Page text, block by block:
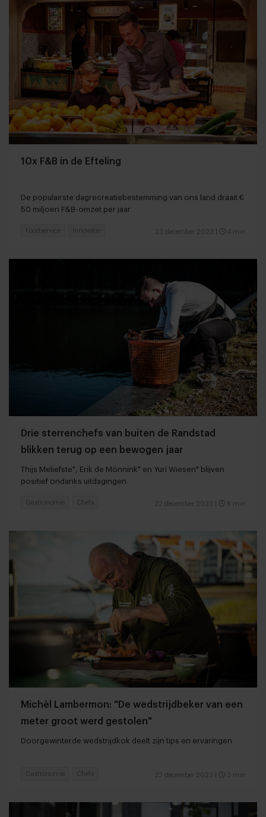
10x F&B in de Efteling
De populairste dagrecreatiebestemming van ons land draait €
50 miljoen F&B-omzet per jaar
23 december 2023 4 min
Foodservice Innovatie
Drie sterrenchefs van buiten de Randstad
blikken terug op een bewogen jaar
Thijs Meliefste*, Erik de Mönnink* en Yuri Wiesen* blijven
positief ondanks uitdagingen
22 december 2023 8 min
Gastronomie Chefs
Michèl Lambermon: "De wedstrijdbeker van een
meter groot werd gestolen"
Doorgewinterde wedstrijdkok deelt zijn tips en ervaringen
22 december 2023 3 min
Gastronomie Chefs